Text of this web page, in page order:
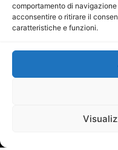
comportamento di
acconsentire o ritirare il
caratteristiche e funzioni.
Testata giornalistica